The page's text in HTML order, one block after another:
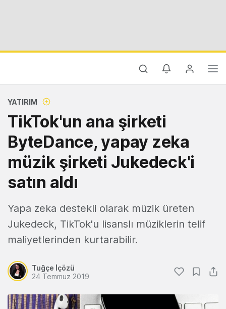
YATIRIM
TikTok'un ana şirketi
ByteDance, yapay zeka
müzik şirketi Jukedeck'i
satın aldı
Yapa zeka destekli olarak müzik üreten
Jukedeck, TikTok'u lisanslı müziklerin telif
maliyetlerinden kurtarabilir.
Tuğçe İçözü
24 Temmuz 2019